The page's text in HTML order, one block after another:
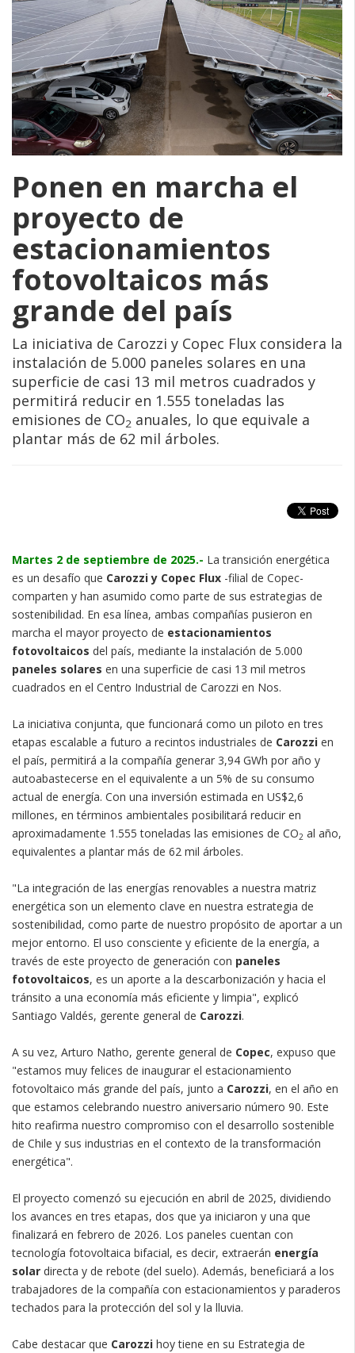
Ponen en marcha el
proyecto de
estacionamientos
fotovoltaicos más
grande del país
La iniciativa de Carozzi y Copec Flux considera la
instalación de 5.000 paneles solares en una
superficie de casi 13 mil metros cuadrados y
permitirá reducir en 1.555 toneladas las
emisiones de CO2 anuales, lo que equivale a
plantar más de 62 mil árboles.
Martes 2 de septiembre de 2025.- La transición energética
es un desafío que Carozzi y Copec Flux -filial de Copec-
comparten y han asumido como parte de sus estrategias de
sostenibilidad. En esa línea, ambas compañías pusieron en
marcha el mayor proyecto de estacionamientos
fotovoltaicos del país, mediante la instalación de 5.000
paneles solares en una superficie de casi 13 mil metros
cuadrados en el Centro Industrial de Carozzi en Nos.
La iniciativa conjunta, que funcionará como un piloto en tres
etapas escalable a futuro a recintos industriales de Carozzi en
el país, permitirá a la compañía generar 3,94 GWh por año y
autoabastecerse en el equivalente a un 5% de su consumo
actual de energía. Con una inversión estimada en US$2,6
millones, en términos ambientales posibilitará reducir en
aproximadamente 1.555 toneladas las emisiones de CO2 al año,
equivalentes a plantar más de 62 mil árboles.
"La integración de las energías renovables a nuestra matriz
energética son un elemento clave en nuestra estrategia de
sostenibilidad, como parte de nuestro propósito de aportar a un
mejor entorno. El uso consciente y eficiente de la energía, a
través de este proyecto de generación con paneles
fotovoltaicos, es un aporte a la descarbonización y hacia el
tránsito a una economía más eficiente y limpia", explicó
Santiago Valdés, gerente general de Carozzi.
A su vez, Arturo Natho, gerente general de Copec, expuso que
"estamos muy felices de inaugurar el estacionamiento
fotovoltaico más grande del país, junto a Carozzi, en el año en
que estamos celebrando nuestro aniversario número 90. Este
hito reafirma nuestro compromiso con el desarrollo sostenible
de Chile y sus industrias en el contexto de la transformación
energética".
El proyecto comenzó su ejecución en abril de 2025, dividiendo
los avances en tres etapas, dos que ya iniciaron y una que
finalizará en febrero de 2026. Los paneles cuentan con
tecnología fotovoltaica bifacial, es decir, extraerán energía
solar directa y de rebote (del suelo). Además, beneficiará a los
trabajadores de la compañía con estacionamientos y paraderos
techados para la protección del sol y la lluvia.
Cabe destacar que Carozzi hoy tiene en su Estrategia de